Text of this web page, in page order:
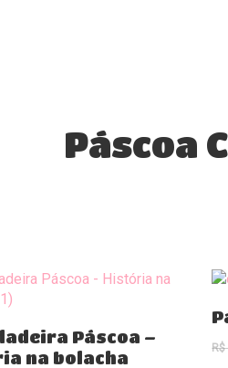
Páscoa
Add To CartPáscoa –
na bolacha
R$